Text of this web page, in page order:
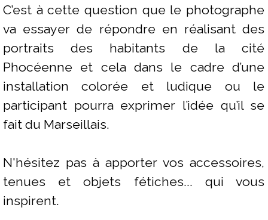
C’est à cette question que le photographe
va essayer de répondre en réalisantdes
portraits des habitants de la cité
Phocéenne et cela dans le cadre d’une
installation colorée et ludique ou le
participant pourra exprimer l’idée qu’il se
fait du Marseillais.
N'hésitez pas à apporter vos accessoires,
tenues et objets fétiches... qui vous
inspirent.